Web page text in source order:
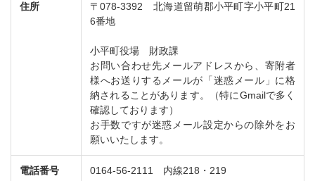
住所
〒078-3392 北海道留萌郡小平町字小平町21
6番地
小平町役場 財政課
お問い合わせ先メールアドレスから、寄附者
様へお送りするメールが「迷惑メール」に格
納されることがあります。（特にGmailで多く
確認しております）
お手数ですが迷惑メール設定からの除外をお
願いいたします。
電話番号 0164-56-2111 内線218・219